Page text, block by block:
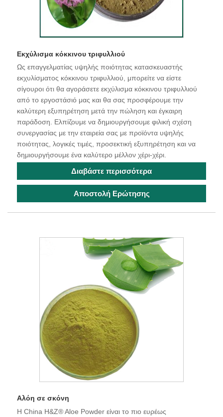
Εκχύλισμα κόκκινου τριφυλλιού
Ως επαγγελματίας υψηλής ποιότητας κατασκευαστής
εκχυλίσματος κόκκινου τριφυλλιού, μπορείτε να είστε
σίγουροι ότι θα αγοράσετε εκχύλισμα κόκκινου τριφυλλιού
από το εργοστάσιό μας και θα σας προσφέρουμε την
καλύτερη εξυπηρέτηση μετά την πώληση και έγκαιρη
παράδοση. Ελπίζουμε να δημιουργήσουμε φιλική σχέση
συνεργασίας με την εταιρεία σας με προϊόντα υψηλής
ποιότητας, λογικές τιμές, προσεκτική εξυπηρέτηση και να
δημιουργήσουμε ένα καλύτερο μέλλον χέρι-χέρι.
Διαβάστε περισσότερα
Αποστολή Ερώτησης
Αλόη σε σκόνη
Η China H&Z® Aloe Powder είναι το πιο ευρέως